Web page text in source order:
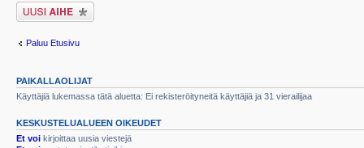
Lähetä uusi viesti
Paluu Etusivu
PAIKALLAOLIJAT
Käyttäjiä lukemassa tätä aluetta: Ei rekisteröityneitä käyttäjiä ja 31 vierailijaa
KESKUSTELUALUEEN OIKEUDET
Et voi kirjoittaa uusia viestejä